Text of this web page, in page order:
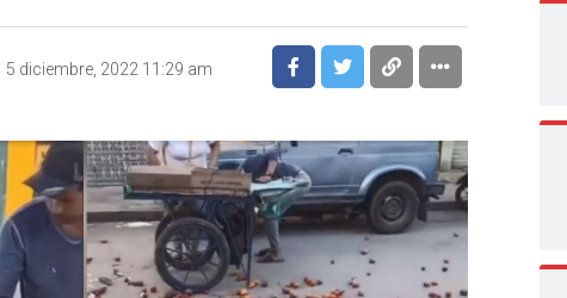
5 diciembre, 2022 11:29 am